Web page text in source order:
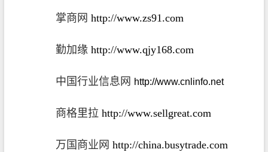
掌商网 http://www.zs91.com
勤加缘 http://www.qjy168.com
中国行业信息网 http://www.cnlinfo.net
商格里拉 http://www.sellgreat.com
万国商业网 http://china.busytrade.com